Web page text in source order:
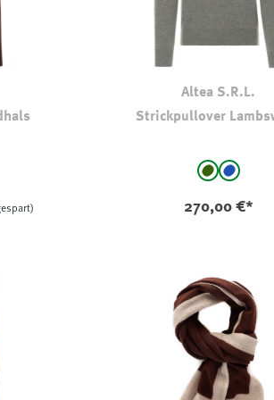
Altea S.R.L.
Strickpullover
auswählen
hell oliv-
(Diese
270,00 €*